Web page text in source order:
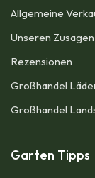
Allgemeine
Unseren Zusagen
Rezensionen
Großhandel
Großhandel
Garten Tipps